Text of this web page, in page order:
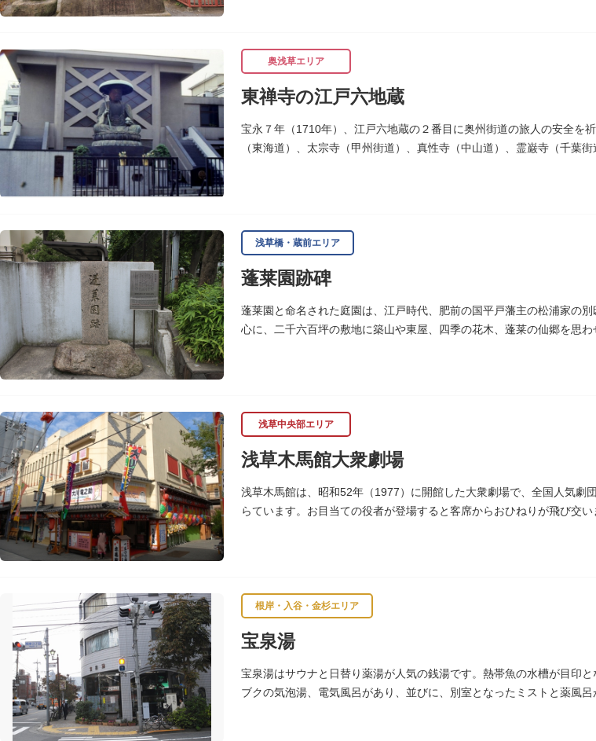
奥浅草エリア
東禅寺の江戸六地蔵
宝永７年（1710年）、江戸六地蔵の２番目に奥州街道の旅人の安全を
（東海道）、太宗寺（甲州街道）、真性寺（中山道）、霊巌寺（千葉
浅草橋・蔵前エリア
蓬莱園跡碑
蓬莱園と命名された庭園は、江戸時代、肥前の国平戸藩主の松浦家の
心に、二千六百坪の敷地に築山や東屋、四季の花木、蓬莱の仙郷を思
浅草中央部エリア
浅草木馬館大衆劇場
浅草木馬館は、昭和52年（1977）に開館した大衆劇場で、全国人気劇
らています。お目当ての役者が登場すると客席からおひねりが飛び交い
根岸・入谷・金杉エリア
宝泉湯
宝泉湯はサウナと日替り薬湯が人気の銭湯です。熱帯魚の水槽が目印
ブクの気泡湯、電気風呂があり、並びに、別室となったミストと薬風